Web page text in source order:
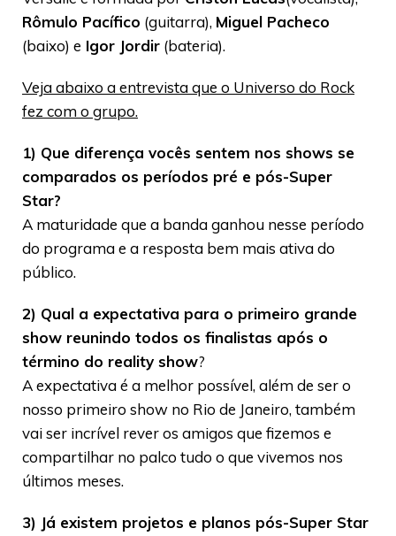
Rômulo Pacífico (guitarra), Miguel Pacheco
(baixo) e Igor Jordir (bateria).
Veja abaixo a entrevista que o Universo do Rock
fez com o grupo.
1) Que diferença vocês sentem nos shows se
comparados os períodos pré e pós-Super
Star?
A maturidade que a banda ganhou nesse período
do programa e a resposta bem mais ativa do
público.
2) Qual a expectativa para o primeiro grande
show reunindo todos os finalistas após o
término do reality show?
A expectativa é a melhor possível, além de ser o
nosso primeiro show no Rio de Janeiro, também
vai ser incrível rever os amigos que fizemos e
compartilhar no palco tudo o que vivemos nos
últimos meses.
3) Já existem projetos e planos pós-Super Star